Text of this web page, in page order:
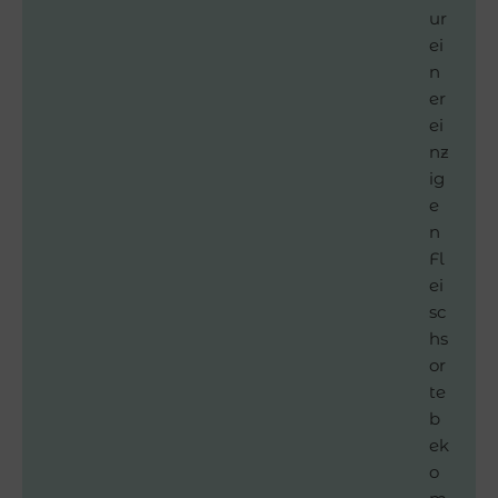
ur
ei
n
er
ei
nz
ig
e
n
Fl
ei
sc
hs
or
te
b
ek
o